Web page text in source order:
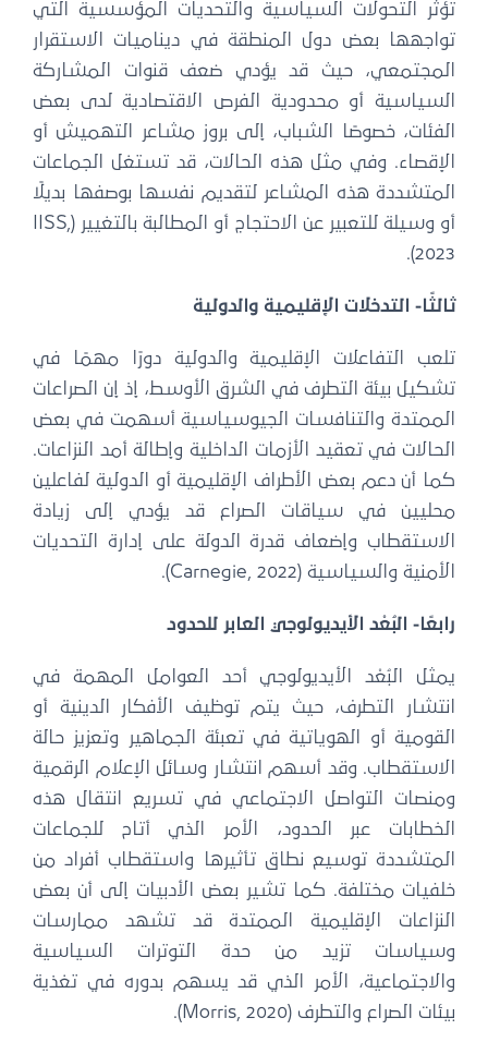
تؤثر التحولات السياسية والتحديات المؤسسية التي
تواجهها بعض دول المنطقة في ديناميات الاستقرار
المجتمعي، حيث قد يؤدي ضعف قنوات المشاركة
السياسية أو محدودية الفرص الاقتصادية لدى بعض
الفئات، خصوصًا الشباب، إلى بروز مشاعر التهميش أو
الإقصاء. وفي مثل هذه الحالات، قد تستغل الجماعات
المتشددة هذه المشاعر لتقديم نفسها بوصفها بديلًا
أو وسيلة للتعبير عن الاحتجاج أو المطالبة بالتغيير (IISS,
2023).
ثالثًا- التدخلات الإقليمية والدولية
تلعب التفاعلات الإقليمية والدولية دورًا مهمًا في
تشكيل بيئة التطرف في الشرق الأوسط، إذ إن الصراعات
الممتدة والتنافسات الجيوسياسية أسهمت في بعض
الحالات في تعقيد الأزمات الداخلية وإطالة أمد النزاعات.
كما أن دعم بعض الأطراف الإقليمية أو الدولية لفاعلين
محليين في سياقات الصراع قد يؤدي إلى زيادة
الاستقطاب وإضعاف قدرة الدولة على إدارة التحديات
الأمنية والسياسية (Carnegie, 2022).
رابعًا- البُعْد الأيديولوجي العابر للحدود
يمثل البُعْد الأيديولوجي أحد العوامل المهمة في
انتشار التطرف، حيث يتم توظيف الأفكار الدينية أو
القومية أو الهوياتية في تعبئة الجماهير وتعزيز حالة
الاستقطاب. وقد أسهم انتشار وسائل الإعلام الرقمية
ومنصات التواصل الاجتماعي في تسريع انتقال هذه
الخطابات عبر الحدود، الأمر الذي أتاح للجماعات
المتشددة توسيع نطاق تأثيرها واستقطاب أفراد من
خلفيات مختلفة. كما تشير بعض الأدبيات إلى أن بعض
النزاعات الإقليمية الممتدة قد تشهد ممارسات
وسياسات تزيد من حدة التوترات السياسية
والاجتماعية، الأمر الذي قد يسهم بدوره في تغذية
بيئات الصراع والتطرف (Morris, 2020).